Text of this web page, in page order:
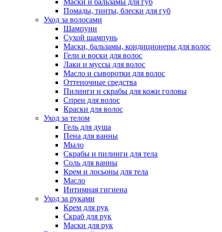
Помады, тинты, блески для губ
Уход за волосами
Шампуни
Сухой шампунь
Маски, бальзамы, кондиционеры для волос
Гели и воски для волос
Лаки и муссы для волос
Масло и сыворотки для волос
Оттеночные средства
Пилинги и скрабы для кожи головы
Спреи для волос
Краски для волос
Уход за телом
Гель для душа
Пена для ванны
Мыло
Скрабы и пилинги для тела
Соль для ванны
Крем и лосьоны для тела
Масло
Интимная гигиена
Уход за руками
Крем для рук
Скраб для рук
Маски для рук